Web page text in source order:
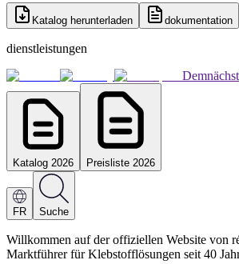
Katalog herunterladen dokumentation
dienstleistungen
Demnächst
Katalog 2026 Preisliste 2026
FR Suche
Willkommen auf der offiziellen Website von
Marktführer für Klebstofflösungen seit 40